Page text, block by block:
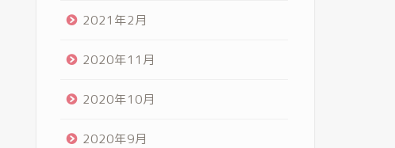
2021年2月
2020年11月
2020年10月
2020年9月